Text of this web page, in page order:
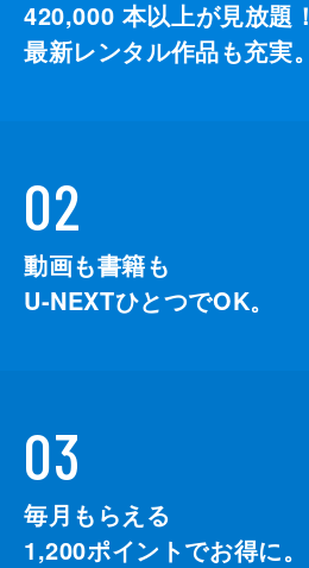
420,000 本以上が見放題！
最新レンタル作品も充実。
02
動画も書籍も
U-NEXTひとつでOK。
03
毎月もらえる
1,200ポイントでお得に。